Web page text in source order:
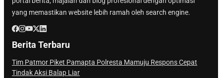
yang memastikan website lebih ramah oleh search engine.
Berita Terbaru
Tim Patmor Piket Pamapta Polresta Mamuju Respons Cepat
Tindak Aksi Balap Liar